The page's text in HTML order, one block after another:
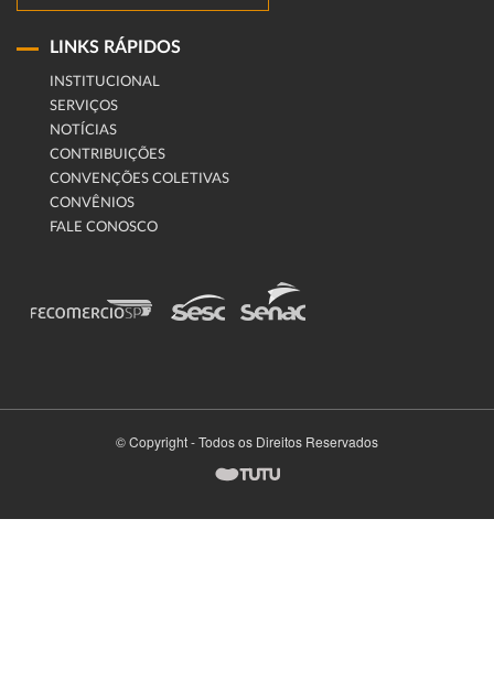
LINKS RÁPIDOS
INSTITUCIONAL
SERVIÇOS
NOTÍCIAS
CONTRIBUIÇÕES
CONVENÇÕES COLETIVAS
CONVÊNIOS
FALE CONOSCO
© Copyright - Todos os Direitos Reservados